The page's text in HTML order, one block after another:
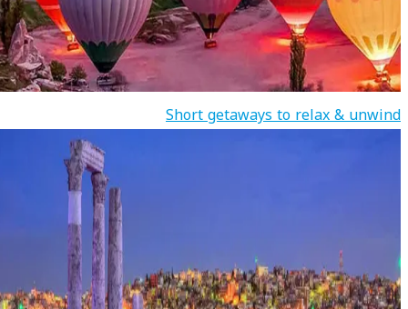
Short getaways to relax & unwind